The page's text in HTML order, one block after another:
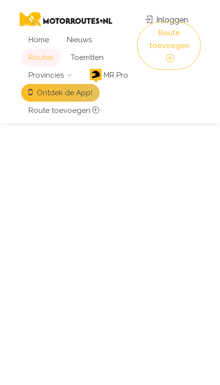
Home
Nieuws
Routes
Toerritten
Provincies
MR Pro
Ontdek de App!
Route toevoegen
Inloggen
Route
toevoegen